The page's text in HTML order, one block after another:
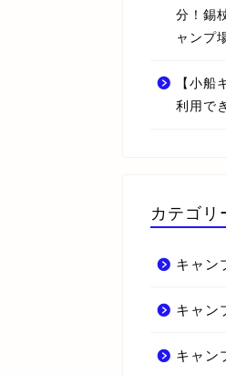
分！錫
ャンプ
【小船
利用で
カテゴリ
キャン
キャン
キャン